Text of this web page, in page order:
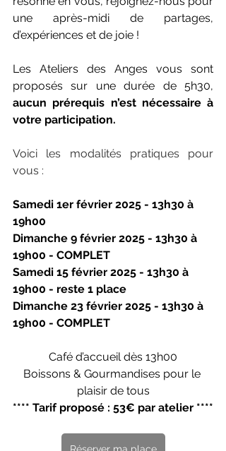
une après-midi de partages,
d’expériences et de joie !
Les Ateliers des Anges vous sont
aucun prérequis n’est nécessaire à
votre participation.
Voici les modalités pratiques pour
vous :
Samedi 1er février 2025 - 13h30 à
19h00
Dimanche 9 février 2025 - 13h30 à
19h00 - COMPLET
Samedi 15 février 2025 - 13h30 à
19h00 - reste 1 place
Dimanche 23 février 2025 - 13h30 à
19h00 - COMPLET
Café d’accueil dès 13h00
Boissons & Gourmandises pour le
plaisir de tous
**** Tarif proposé : 53€ par atelier ****